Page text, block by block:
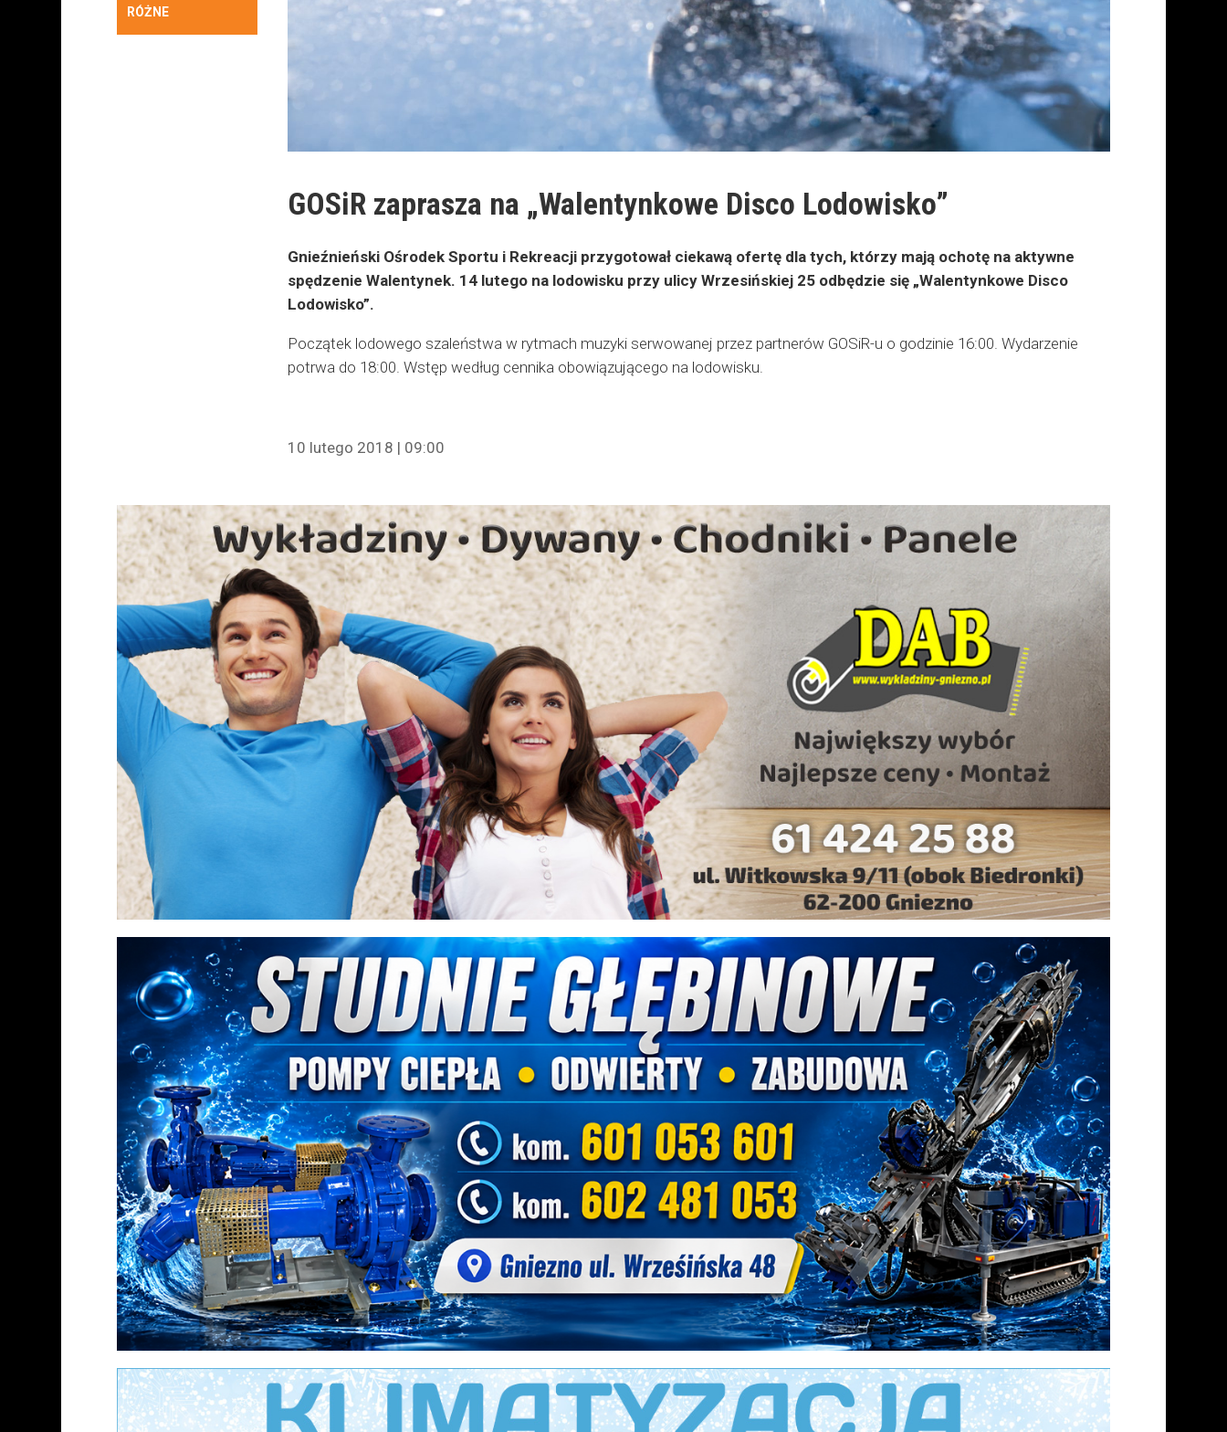
RÓŻNE
GOSiR zaprasza na „Walentynkowe Disco Lodowisko”
Gnieźnieński Ośrodek Sportu i Rekreacji przygotował ciekawą ofertę dla tych, którzy mają ochotę na aktywne
spędzenie Walentynek. 14 lutego na lodowisku przy ulicy Wrzesińskiej 25 odbędzie się „Walentynkowe Disco
Lodowisko”.
Początek lodowego szaleństwa w rytmach muzyki serwowanej przez partnerów GOSiR-u o godzinie 16:00. Wydarzenie
potrwa do 18:00. Wstęp według cennika obowiązującego na lodowisku.
10 lutego 2018 | 09:00